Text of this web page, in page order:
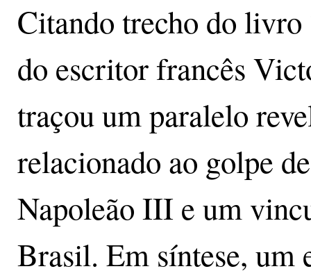
Citando trecho do
do escritor francês
traçou um paralelo
relacionado ao golpe
Napoleão III e um
Brasil. Em síntese, um